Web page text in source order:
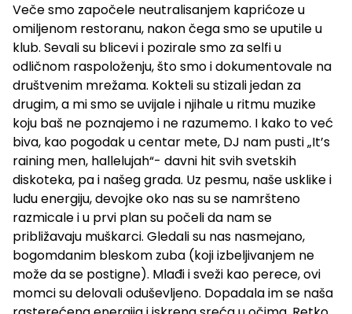
Veče smo započele neutralisanjem kaprićoze u
omiljenom restoranu, nakon čega smo se uputile u
klub. Sevali su blicevi i pozirale smo za selfi u
odličnom raspoloženju, što smo i dokumentovale na
društvenim mrežama. Kokteli su stizali jedan za
drugim, a mi smo se uvijale i njihale u ritmu muzike
koju baš ne poznajemo i ne razumemo. I kako to već
biva, kao pogodak u centar mete, DJ nam pusti „It’s
raining men, hallelujah“- davni hit svih svetskih
diskoteka, pa i našeg grada. Uz pesmu, naše usklike i
ludu energiju, devojke oko nas su se namršteno
razmicale i u prvi plan su počeli da nam se
približavaju muškarci. Gledali su nas nasmejano,
bogomdanim bleskom zuba (koji izbeljivanjem ne
može da se postigne). Mlađi i sveži kao perece, ovi
momci su delovali oduševljeno. Dopadala im se naša